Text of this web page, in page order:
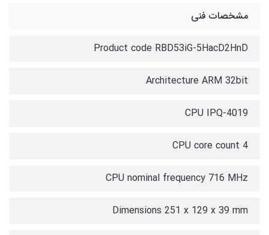
مشخصات فنی
Product code RBD53iG-5HacD2HnD
Architecture ARM 32bit
CPU IPQ-4019
CPU core count 4
CPU nominal frequency 716 MHz
Dimensions 251 x 129 x 39 mm